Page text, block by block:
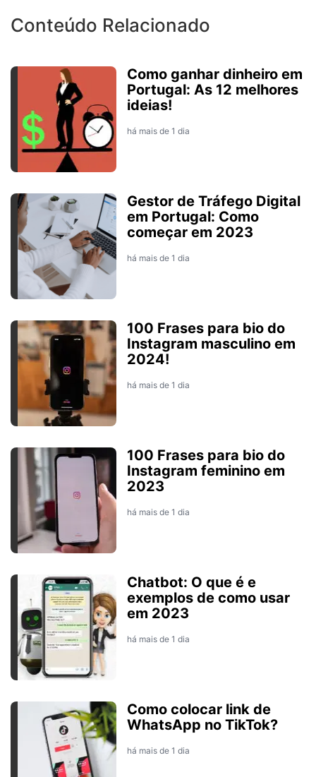
Conteúdo Relacionado
Como ganhar dinheiro em
Portugal: As 12 melhores
ideias!
há mais de 1 dia
Gestor de Tráfego Digital
em Portugal: Como
começar em 2023
há mais de 1 dia
100 Frases para bio do
Instagram masculino em
2024!
há mais de 1 dia
100 Frases para bio do
Instagram feminino em
2023
há mais de 1 dia
Chatbot: O que é e
exemplos de como usar
em 2023
há mais de 1 dia
Como colocar link de
WhatsApp no TikTok?
há mais de 1 dia